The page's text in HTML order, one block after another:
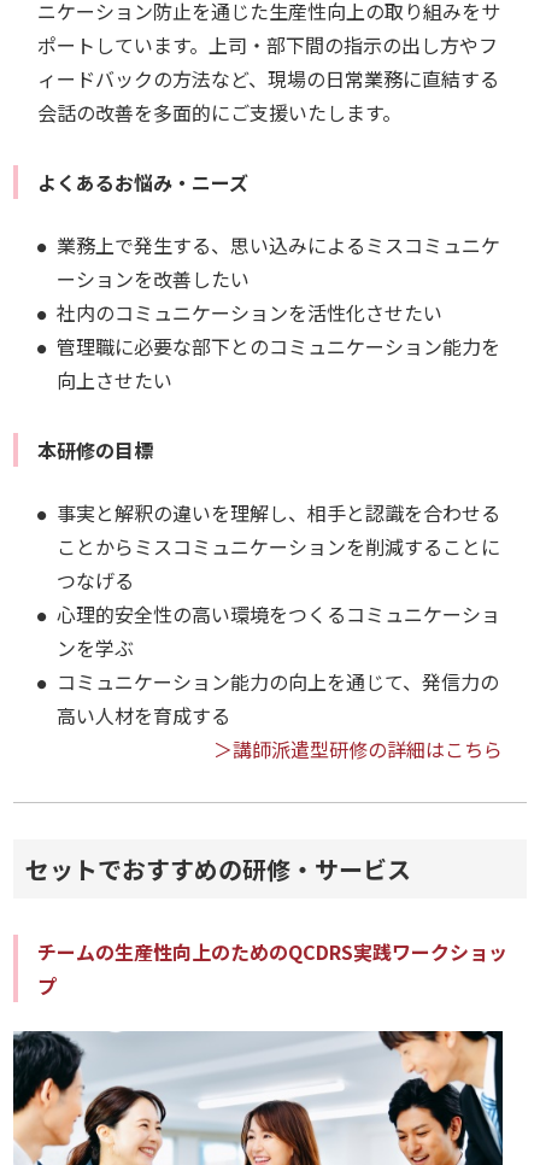
ニケーション防止を通じた生産性向上の取り組みをサ
ポートしています。上司・部下間の指示の出し方やフ
ィードバックの方法など、現場の日常業務に直結する
会話の改善を多面的にご支援いたします。
よくあるお悩み・ニーズ
業務上で発生する、思い込みによるミスコミュニケ
ーションを改善したい
社内のコミュニケーションを活性化させたい
管理職に必要な部下とのコミュニケーション能力を
向上させたい
本研修の目標
事実と解釈の違いを理解し、相手と認識を合わせる
ことからミスコミュニケーションを削減することに
つなげる
心理的安全性の高い環境をつくるコミュニケーショ
ンを学ぶ
コミュニケーション能力の向上を通じて、発信力の
高い人材を育成する
＞講師派遣型研修の詳細はこちら
セットでおすすめの研修・サービス
チームの生産性向上のためのQCDRS実践ワークショッ
プ